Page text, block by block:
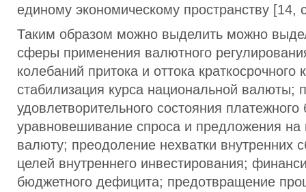
единому экономическому пространству [14,
Таким образом можно выделить можно
сферы применения валютного
колебаний притока и оттока краткосрочного
стабилизация курса национальной валюты;
удовлетворительного состояния платежного
уравновешивание спроса и предложения на
валюту; преодоление нехватки внутренних
целей внутреннего инвестирования;
бюджетного дефицита; предотвращение